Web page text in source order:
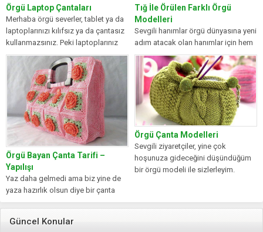
Örgü Laptop Çantaları
Merhaba örgü severler, tablet ya da
laptoplarınızı kılıfsız ya da çantasız
kullanmazsınız. Peki laptoplarınız
için...
Tığ İle Örülen Farklı Örgü
Modelleri
Sevgili hanımlar örgü dünyasına yeni
adım atacak olan hanımlar için hem
rengarenk, hem de örmekten...
Örgü Bayan Çanta Tarifi –
Yapılışı
Yaz daha gelmedi ama biz yine de
yaza hazırlık olsun diye bir çanta
modeli veriyorum....
Örgü Çanta Modelleri
Sevgili ziyaretçiler, yine çok
hoşunuza gideceğini düşündüğüm
bir örgü modeli ile sizlerleyim.
Güncel Konular